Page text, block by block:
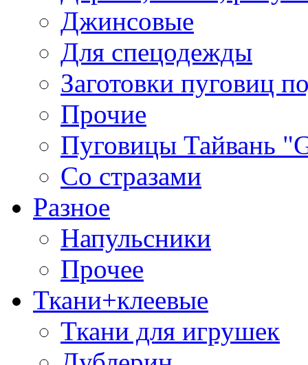
Джинсовые
Для спецодежды
Заготовки пуговиц
Прочие
Пуговицы Тайвань
Со стразами
Разное
Напульсники
Прочее
Ткани+клеевые
Ткани для игрушек